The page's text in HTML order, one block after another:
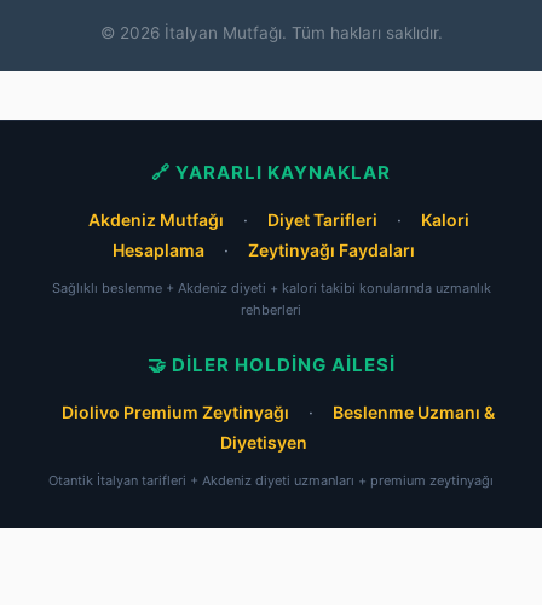
© 2026 İtalyan Mutfağı. Tüm hakları saklıdır.
🔗 YARARLI KAYNAKLAR
Akdeniz Mutfağı · Diyet Tarifleri ·
Kalori
Hesaplama
· Zeytinyağı Faydaları
Sağlıklı beslenme + Akdeniz diyeti + kalori takibi konularında uzmanlık
rehberleri
🤝 DILER HOLDING AILESI
Diolivo Premium Zeytinyağı ·
Beslenme Uzmanı &
Diyetisyen
Otantik İtalyan tarifleri + Akdeniz diyeti uzmanları + premium zeytinyağı